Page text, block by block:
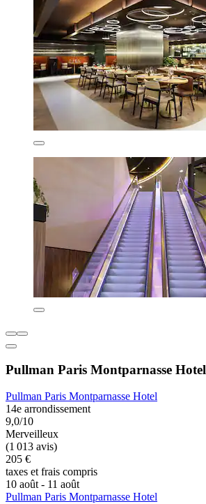
Pullman Paris Montparnasse Hotel
Pullman Paris Montparnasse Hotel
14e arrondissement
9,0/10
Merveilleux
(1 013 avis)
205 €
taxes et frais compris
10 août - 11 août
Pullman Paris Montparnasse Hotel